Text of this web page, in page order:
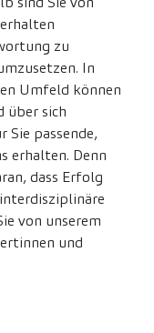
zu
In
Umfeld können
über sich
Sie passende,
erhalten. Denn
dass Erfolg
von unserem
und